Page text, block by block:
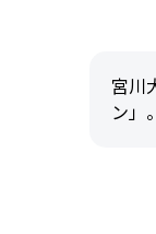
宮川
ン」